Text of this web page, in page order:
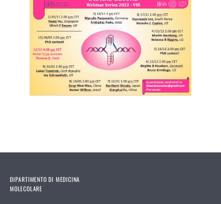
DIPARTIMENTO DI MEDICINA
MOLECOLARE